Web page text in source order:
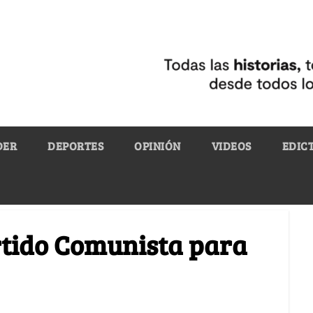
DEPORTES OPINIÓN VIDEOS
Comunista para